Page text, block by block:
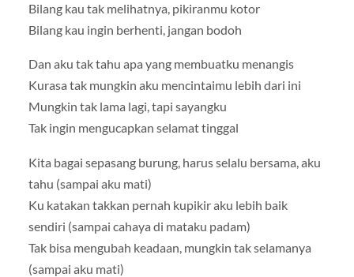
Bilang kau tak melihatnya, pikiranmu kotor
Bilang kau ingin berhenti, jangan bodoh
Dan aku tak tahu apa yang membuatku menangis
Kurasa tak mungkin aku mencintaimu lebih dari ini
Mungkin tak lama lagi, tapi sayangku
Tak ingin mengucapkan selamat tinggal
Kita bagai sepasang burung, harus selalu bersama, aku
tahu (sampai aku mati)
Ku katakan takkan pernah kupikir aku lebih baik
sendiri (sampai cahaya di mataku padam)
Tak bisa mengubah keadaan, mungkin tak selamanya
(sampai aku mati)